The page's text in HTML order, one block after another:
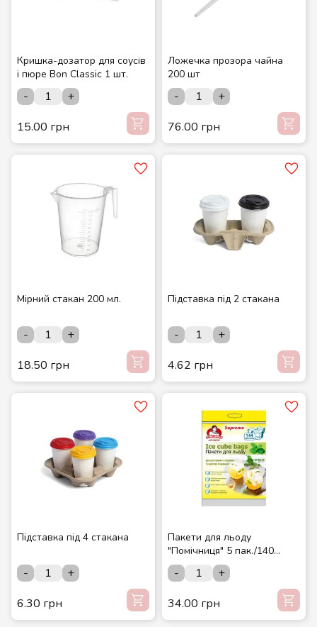
Кришка-дозатор для соусів
і пюре Bon Classic 1 шт.
-
+
15.00 грн
Ложечка прозора чайна
200 шт
-
+
76.00 грн
Мірний стакан 200 мл.
-
+
18.50 грн
Підставка під 2 стакана
-
+
4.62 грн
Підставка під 4 стакана
-
+
6.30 грн
Пакети для льоду
"Помічниця" 5 пак./140
криж.
-
+
34.00 грн